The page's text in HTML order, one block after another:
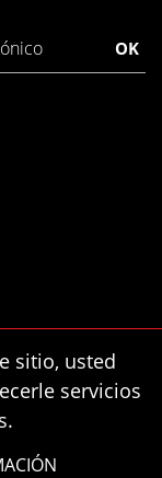
sitio, usted
servicios